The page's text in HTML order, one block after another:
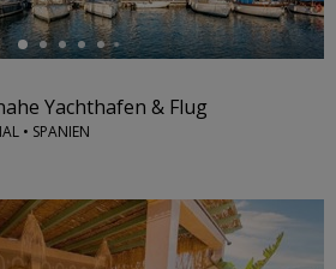
Yachthafen & Flug
• SPANIEN